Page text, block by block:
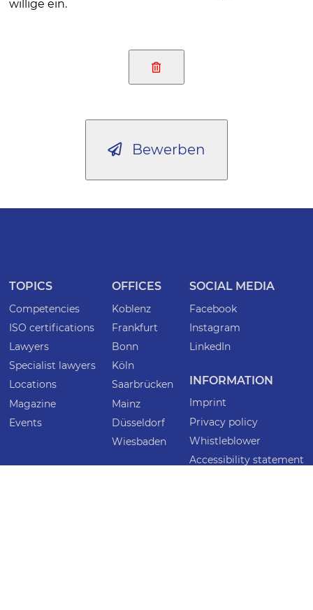
willige ein.
Bewerben
TOPICS
Competencies
ISO certifications
Lawyers
Specialist lawyers
Locations
Magazine
Events
OFFICES
Koblenz
Frankfurt
Bonn
Köln
Saarbrücken
Mainz
Düsseldorf
Wiesbaden
SOCIAL MEDIA
Facebook
Instagram
LinkedIn
INFORMATION
Imprint
Privacy policy
Whistleblower
Accessibility statement